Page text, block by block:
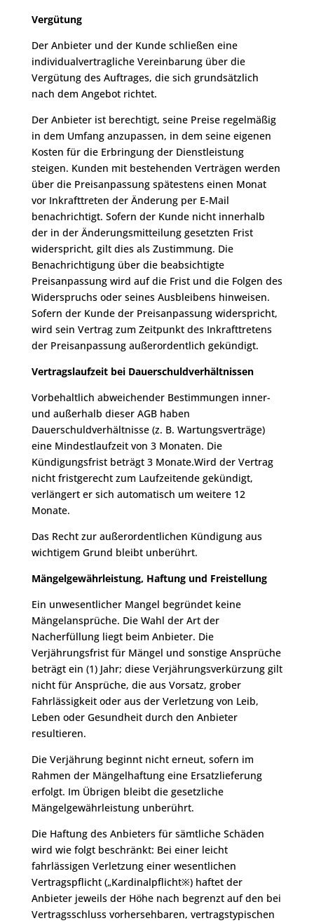
Vergütung
Der Anbieter und der Kunde schließen eine
individualvertragliche Vereinbarung über die
Vergütung des Auftrages, die sich grundsätzlich
nach dem Angebot richtet.
Der Anbieter ist berechtigt, seine Preise regelmäßig
in dem Umfang anzupassen, in dem seine eigenen
Kosten für die Erbringung der Dienstleistung
steigen. Kunden mit bestehenden Verträgen werden
über die Preisanpassung spätestens einen Monat
vor Inkrafttreten der Änderung per E-Mail
benachrichtigt. Sofern der Kunde nicht innerhalb
der in der Änderungsmitteilung gesetzten Frist
widerspricht, gilt dies als Zustimmung. Die
Benachrichtigung über die beabsichtigte
Preisanpassung wird auf die Frist und die Folgen des
Widerspruchs oder seines Ausbleibens hinweisen.
Sofern der Kunde der Preisanpassung widerspricht,
wird sein Vertrag zum Zeitpunkt des Inkrafttretens
der Preisanpassung außerordentlich gekündigt.
Vertragslaufzeit bei Dauerschuldverhältnissen
Vorbehaltlich abweichender Bestimmungen inner-
und außerhalb dieser AGB haben
Dauerschuldverhältnisse (z. B. Wartungsverträge)
eine Mindestlaufzeit von 3 Monaten. Die
Kündigungsfrist beträgt 3 Monate.Wird der Vertrag
nicht fristgerecht zum Laufzeitende gekündigt,
verlängert er sich automatisch um weitere 12
Monate.
Das Recht zur außerordentlichen Kündigung aus
wichtigem Grund bleibt unberührt.
Mängelgewährleistung, Haftung und Freistellung
Ein unwesentlicher Mangel begründet keine
Mängelansprüche. Die Wahl der Art der
Nacherfüllung liegt beim Anbieter. Die
Verjährungsfrist für Mängel und sonstige Ansprüche
beträgt ein (1) Jahr; diese Verjährungsverkürzung gilt
nicht für Ansprüche, die aus Vorsatz, grober
Fahrlässigkeit oder aus der Verletzung von Leib,
Leben oder Gesundheit durch den Anbieter
resultieren.
Die Verjährung beginnt nicht erneut, sofern im
Rahmen der Mängelhaftung eine Ersatzlieferung
erfolgt. Im Übrigen bleibt die gesetzliche
Mängelgewährleistung unberührt.
Die Haftung des Anbieters für sämtliche Schäden
wird wie folgt beschränkt: Bei einer leicht
fahrlässigen Verletzung einer wesentlichen
Vertragspflicht („Kardinalpflicht※) haftet der
Anbieter jeweils der Höhe nach begrenzt auf den bei
Vertragsschluss vorhersehbaren, vertragstypischen